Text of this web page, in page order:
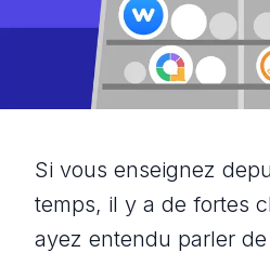
Si vous enseignez
temps, il y a de fortes
ayez entendu parler de